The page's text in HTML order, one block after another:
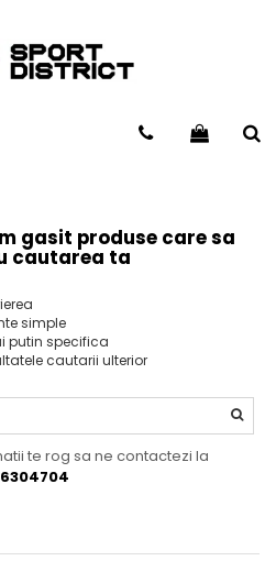
gasit produse care sa
cautarea ta
simple
putin specifica
cautarii ulterior
te rog sa ne contactezi la